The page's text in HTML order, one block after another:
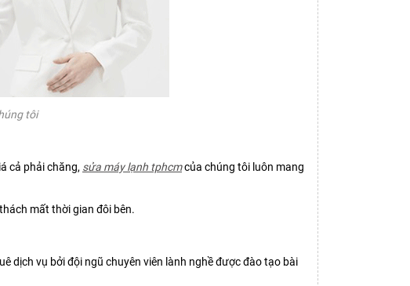
tôi
cả phải chăng, sửa máy lạnh tphcmcủa chúng tôi luôn mang
mất thời gian đôi bên.
dịch vụ bởi đội ngũ chuyên viên lành nghề được đào tạo bài